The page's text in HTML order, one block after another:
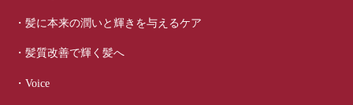
・髪に本来の潤いと輝きを与えるケア
・髪質改善で輝く髪へ
・Voice